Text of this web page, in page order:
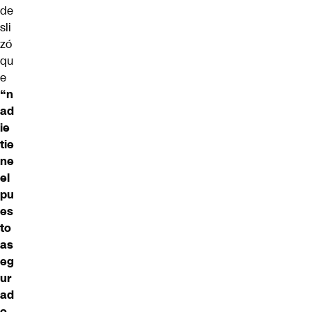
de
sli
zó
qu
e
“n
ad
ie
tie
ne
el
pu
es
to
as
eg
ur
ad